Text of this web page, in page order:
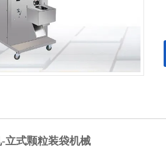
立式颗粒装袋机械